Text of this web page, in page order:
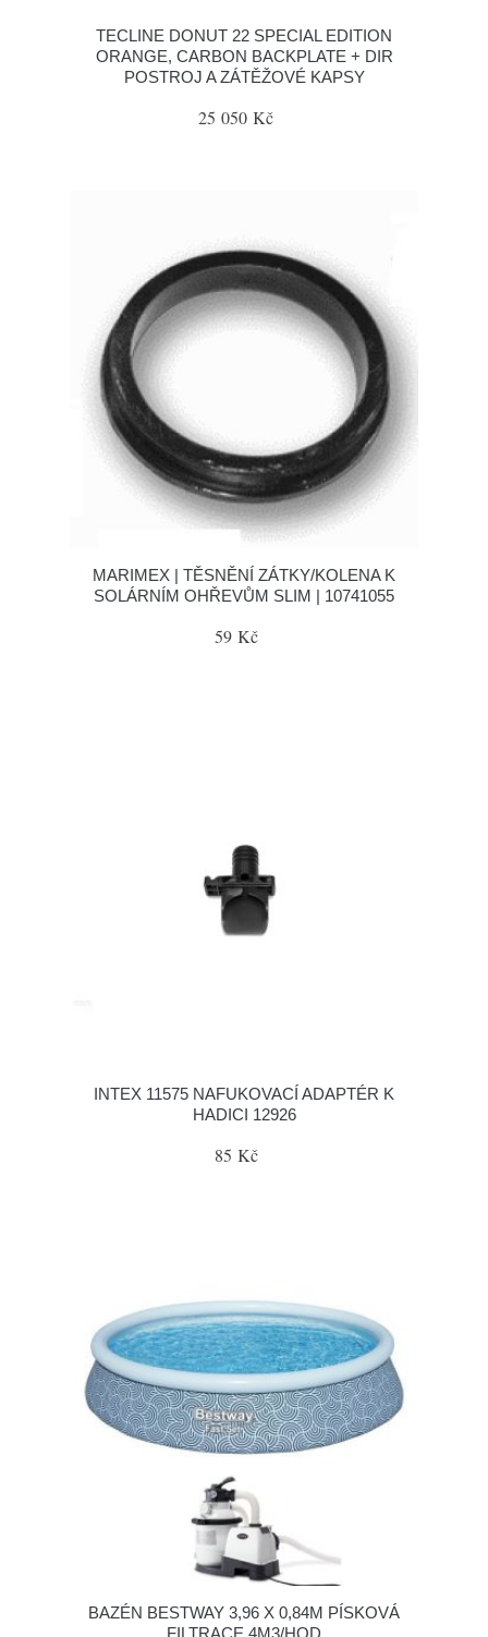
TECLINE DONUT 22 SPECIAL EDITION
ORANGE, CARBON BACKPLATE + DIR
POSTROJ A ZÁTĚŽOVÉ KAPSY
25 050 Kč
MARIMEX | TĚSNĚNÍ ZÁTKY/KOLENA K
SOLÁRNÍM OHŘEVŮM SLIM | 10741055
59 Kč
INTEX 11575 NAFUKOVACÍ ADAPTÉR K
HADICI 12926
85 Kč
BAZÉN BESTWAY 3,96 X 0,84M PÍSKOVÁ
FILTRACE 4M3/HOD